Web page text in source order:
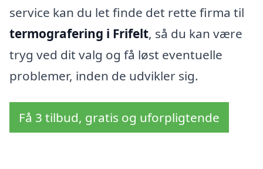
service kan du let finde det rette firma til
termografering i Frifelt, så du kan være
tryg ved dit valg og få løst eventuelle
problemer, inden de udvikler sig.
Få 3 tilbud, gratis og uforpligtende